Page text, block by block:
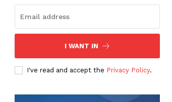
I WANT IN
I've read and accept the Privacy Policy.